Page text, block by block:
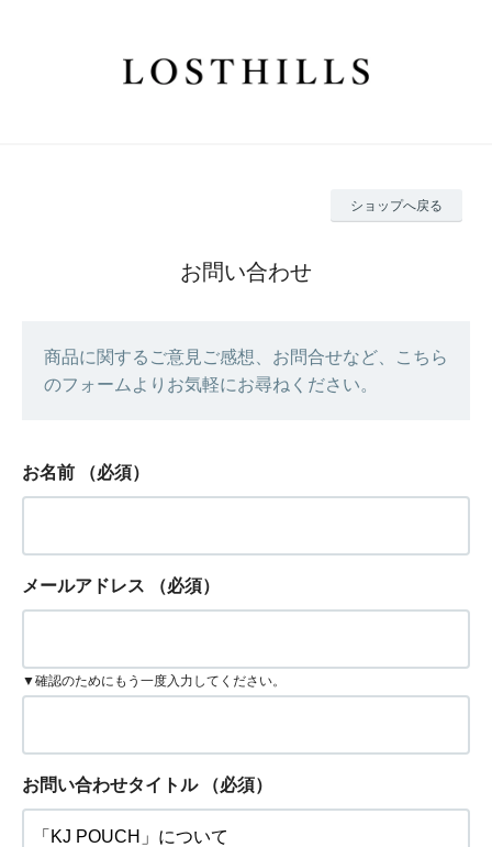
ショップへ戻る
お問い合わせ
商品に関するご意見ご感想、お問合せなど、こちら
のフォームよりお気軽にお尋ねください。
お名前 （必須）
メールアドレス （必須）
▼確認のためにもう一度入力してください。
お問い合わせタイトル （必須）